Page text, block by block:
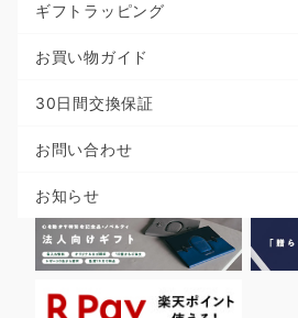
ギフトラッピング
お買い物ガイド
30日間交換保証
お問い合わせ
お知らせ